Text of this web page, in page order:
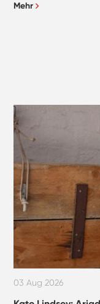
Mehr
03 Aug 2026